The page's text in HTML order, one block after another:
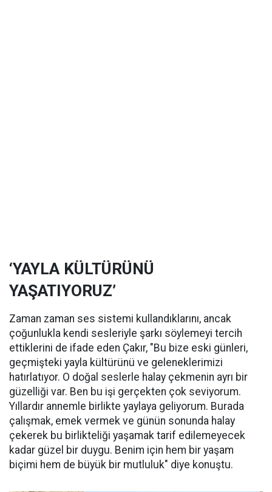
‘YAYLA KÜLTÜRÜNÜ
YAŞATIYORUZ’
Zaman zaman ses sistemi kullandıklarını, ancak
çoğunlukla kendi sesleriyle şarkı söylemeyi tercih
ettiklerini de ifade eden Çakır, "Bu bize eski günleri,
geçmişteki yayla kültürünü ve geleneklerimizi
hatırlatıyor. O doğal seslerle halay çekmenin ayrı bir
güzelliği var. Ben bu işi gerçekten çok seviyorum.
Yıllardır annemle birlikte yaylaya geliyorum. Burada
çalışmak, emek vermek ve günün sonunda halay
çekerek bu birlikteliği yaşamak tarif edilemeyecek
kadar güzel bir duygu. Benim için hem bir yaşam
biçimi hem de büyük bir mutluluk" diye konuştu.